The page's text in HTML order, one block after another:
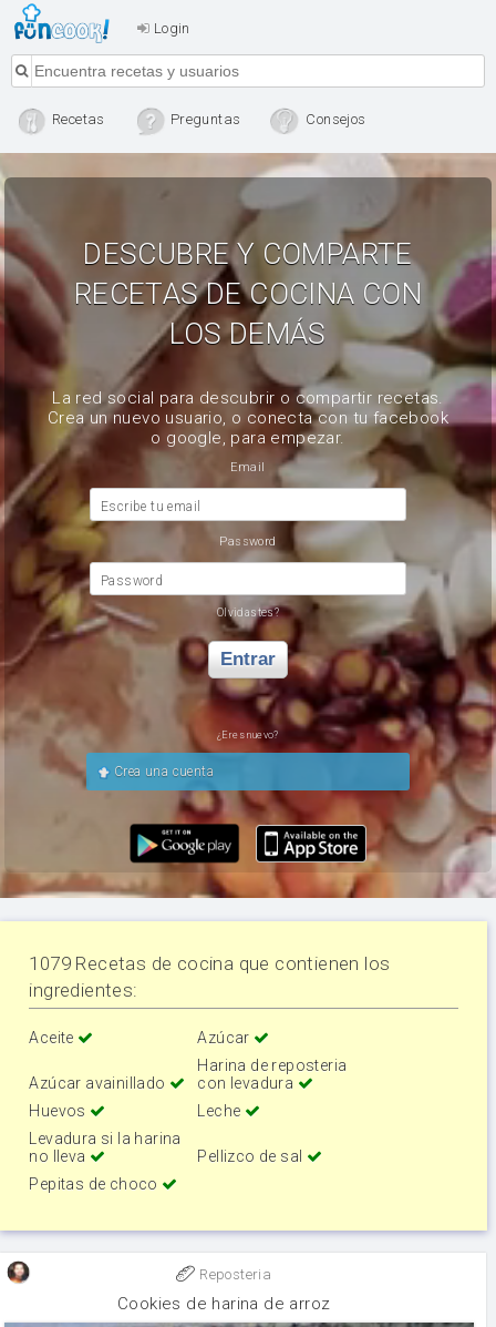
Login
Recetas Preguntas Consejos
DESCUBRE Y COMPARTE
RECETAS DE COCINA CON
LOS DEMÁS
La red social para descubrir o compartir recetas.
Crea un nuevo usuario, o conecta con tu facebook
o google, para empezar.
Email
Escribe tu email
Password
Password
Olvidastes?
Entrar
¿Eres nuevo?
Crea una cuenta
1079 Recetas de cocina que contienen los
ingredientes:
Aceite Azúcar
Azúcar avainillado
Harina de reposteria
con levadura
Huevos
Leche
Levadura si la harina
no lleva
Pellizco de sal
Pepitas de choco
Reposteria
Cookies de harina de arroz